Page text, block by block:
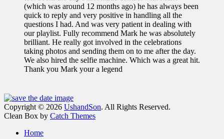
(which was around 12 months ago) he has always been
quick to reply and very positive in handling all the
questions I had. And was very patient in dealing with
our playlist. Fully recommend Mark he was absolutely
brilliant. He really got involved in the celebrations
taking photos and sending them on to me after the day.
We also hired the selfie machine. Which was a great hit.
Thank you Mark your a legend
Facebook
Email
Instagram
Phone
Copyright © 2026 UshandSon. All Rights Reserved.
Clean Box by Catch Themes
Home